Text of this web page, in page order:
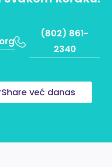
(802) 861-
2340
već danas